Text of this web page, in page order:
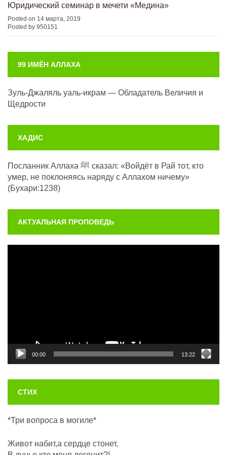
Юридический семинар в мечети «Медина»
Posted on 14 марта, 2019
Posted by 950151
99 ИМЁН АЛЛАХА
Зуль-Джаляль уаль-икрам — Обладатель Величия и
Щедрости
ХАДИС
Посланник Аллаха ﷺ сказал: «Войдёт в Рай тот, кто
умер, не поклоняясь наряду с Аллахом ничему»
(Бухари:1238)
АКТУАЛЬНАЯ ПРОПОВЕДЬ
00:00 13:22
СТИХ
*Три вопроса в могиле*
Живот набит,а сердце стонет,